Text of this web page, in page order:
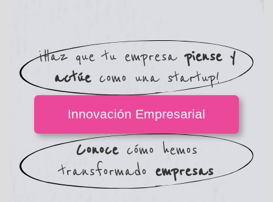
¡Haz que tu empresapiense y
actúecomo una startup!
Innovación Empresarial
Conocecómo hemos
transformado empresas